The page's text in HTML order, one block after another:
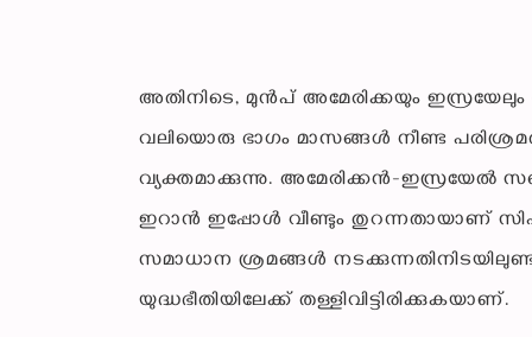
അതിനിടെ, മുൻപ് അമേരിക്കയും
വലിയൊരു ഭാഗം മാസങ്ങൾ നീണ്ട
വ്യക്തമാക്കുന്നു. അമേരിക്കൻ-ഇസ്രയേൽ
ഇറാൻ ഇപ്പോൾ വീണ്ടും തുറന്നതായാണ്
സമാധാന ശ്രമങ്ങൾ
യുദ്ധഭീതിയിലേക്ക് തള്ളിവിട്ടിരിക്കുകയാണ്.